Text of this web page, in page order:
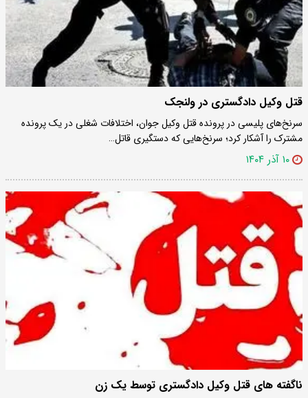
قتل وکیل دادگستری در ولنجک
سرنخ‌های پلیسی در پرونده قتل وکیل جوان، اختلافات شغلی در یک پرونده
مشترک را آشکار کرد؛ سرنخ‌هایی که دستگیری قاتل…
۱۰ آذر ۱۴۰۴
ناگفته های قتل وکیل دادگستری توسط یک زن